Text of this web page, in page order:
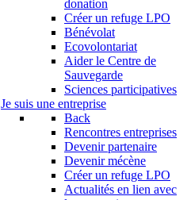
donation
Créer un refuge LPO
Bénévolat
Ecovolontariat
Aider le Centre de
Sauvegarde
Sciences participatives
Je suis une entreprise
Back
Rencontres entreprises
Devenir partenaire
Devenir mécène
Créer un refuge LPO
Actualités en lien avec